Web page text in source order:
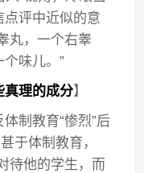
评中近似的意
丸，一个右睾
味儿。”
真理的成分】
制教育“惨烈”后
于体制教育，
待他的学生，而